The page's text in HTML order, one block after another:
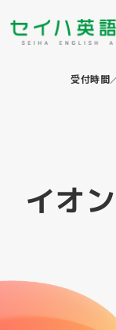
受付時間
イオ